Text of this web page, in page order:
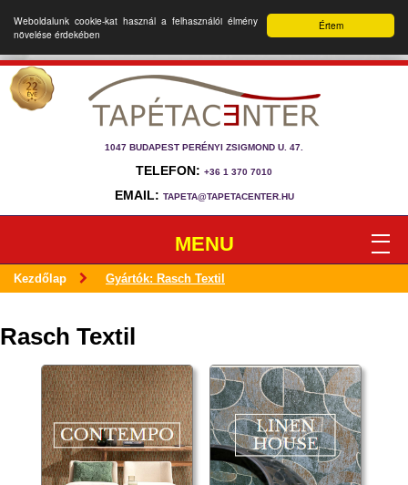
Értem
Weboldalunk cookie-kat használ a felhasználói élmény
növelése érdekében
1047 BUDAPEST PERÉNYI ZSIGMOND U. 47.
TELEFON: +36 1 370 7010
EMAIL: TAPETA@TAPETACENTER.HU
MENU
Kezdőlap Gyártók: Rasch Textil
Rasch Textil